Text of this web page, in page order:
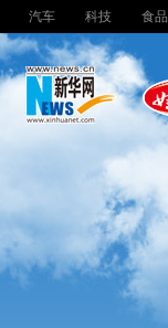
汽车 科技 食品